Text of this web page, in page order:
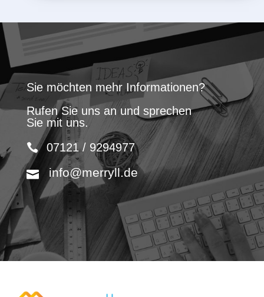
Sie möchten mehr Informationen?
Rufen Sie uns an und sprechen
Sie mit uns.
07121 / 9294977
info@merryll.de